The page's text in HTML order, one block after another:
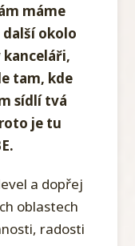
máme
okolo
kanceláři,
tam, kde
sídlí tvá
je tu
a dopřej
oblastech
radosti